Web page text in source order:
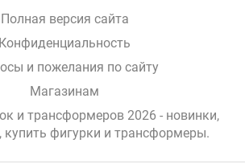
Полная версия сайта
Конфиденциальность
и пожелания по сайту
Магазинам
и трансформеров 2026 - новинки,
купить фигурки и трансформеры.